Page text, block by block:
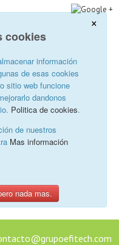
×
cookies
información
de esas cookies
sitio web funcione
dandonos
Politica de cookies.
de nuestros
Mas información
nada mas.